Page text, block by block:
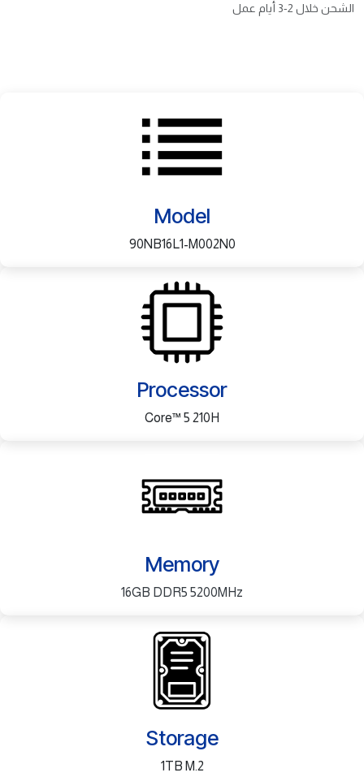
الشحن خلال 2-3 أيام عمل
Model
90NB16L1-M002N0
Processor
Core™ 5 210H
Memory
16GB DDR5 5200MHz
Storage
1TB M.2